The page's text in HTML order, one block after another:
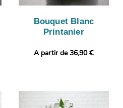
Bouquet Blanc
Printanier
A partir de 36,90 €